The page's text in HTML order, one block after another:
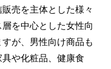
売を主体とした様々
を中心とした女性向
が、男性向け商品も
や化粧品、健康食